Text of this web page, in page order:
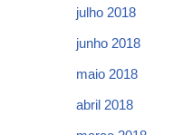
julho 2018
junho 2018
maio 2018
abril 2018